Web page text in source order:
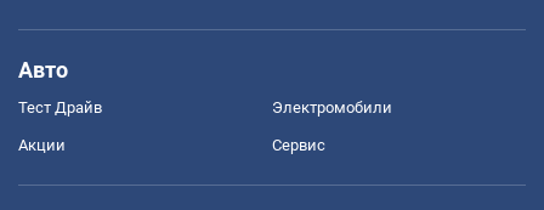
Авто
Тест Драйв Электромобили
Акции Сервис